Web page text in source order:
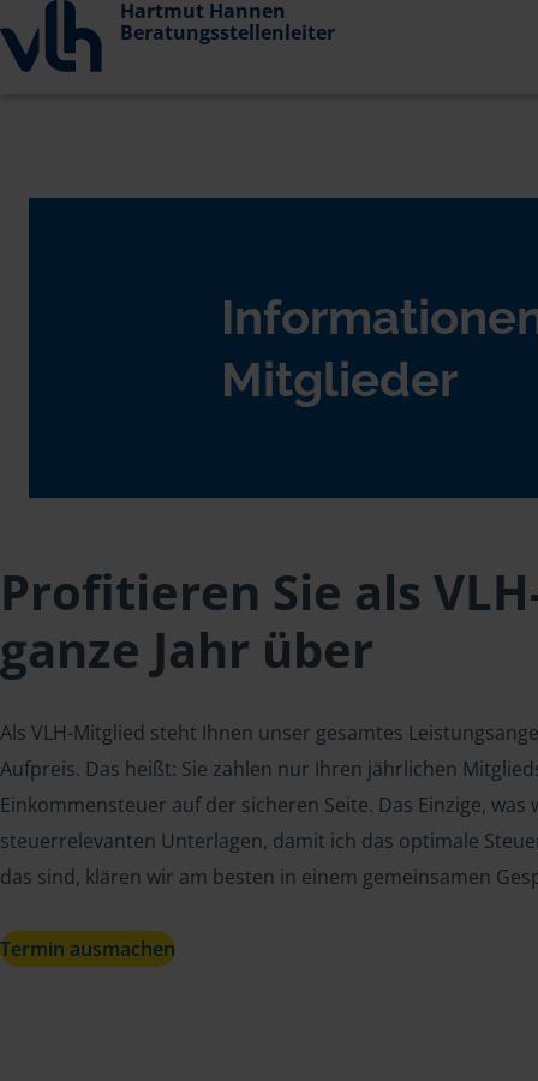
Hartmut Hannen
Beratungsstellenleiter
Mitglieder
Profitieren Sie als
ganze Jahr über
Als VLH-Mitglied steht Ihnen unser gesamtes
Aufpreis. Das heißt: Sie zahlen nur Ihren jährlichen
Einkommensteuer auf der sicheren Seite. Das Einzige,
steuerrelevanten Unterlagen, damit ich das optimale
das sind, klären wir am besten in einem gemeinsamen
Termin ausmachen